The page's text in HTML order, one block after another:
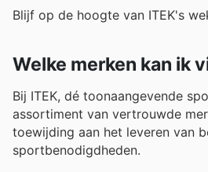
Blijf op de hoogte van ITEK's
Welke merken kan ik
Bij ITEK, dé toonaangevende
assortiment van vertrouwde
toewijding aan het leveren van
sportbenodigdheden.